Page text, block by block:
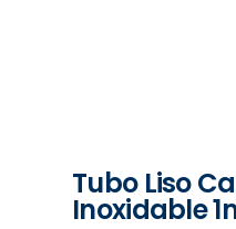
Tubo Liso
Inoxidable